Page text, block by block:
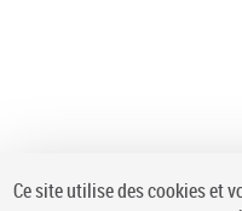
Pays
Ce site utilise des cookies et